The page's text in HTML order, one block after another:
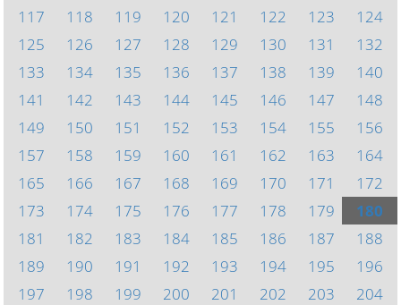
117
118 119 120 121 122 123
124
125
126 127 128 129 130 131
132
133
134 135 136 137 138 139
140
141
142 143 144 145 146 147
148
149
150 151 152 153 154 155
156
157
158 159 160 161 162 163
164
165
166 167 168 169 170 171
172
173
174 175 176 177 178 179
180
181
182 183 184 185 186 187
188
189
190 191 192 193 194 195
196
197
198 199 200 201 202 203
204